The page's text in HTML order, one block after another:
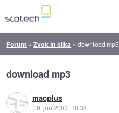
Forum »Zvok in slika »download mp3
download mp3
macplus
::9. jun 2003, 18:38